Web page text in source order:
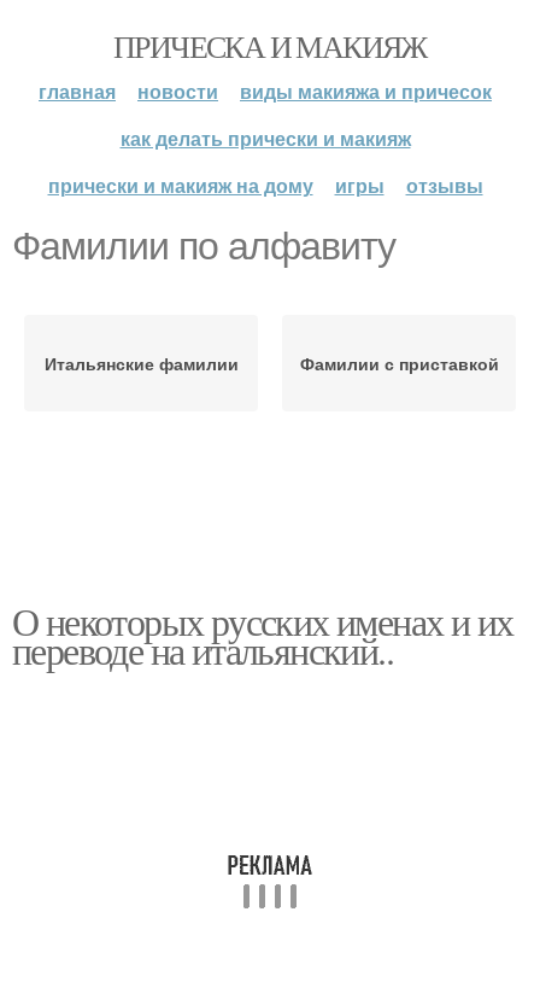
ПРИЧЕСКА И МАКИЯЖ
главная новости
виды макияжа и причесок
как делать прически и макияж
прически и макияж на дому
игры отзывы
Фамилии по алфавиту
Итальянские фамилии Фамилии с приставкой
О некоторых русских именах и их
переводе на итальянский..